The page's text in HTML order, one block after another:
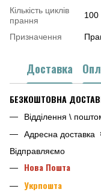
Кількість циклів
прання
100
Призначення
Доставка
БЕЗКОШТОВНА
Відділення \
Адресна доставка
Відправляємо
Нова Пошта
Укрпошта